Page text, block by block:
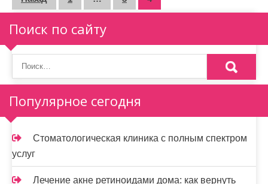
а
г
и
н
а
ц
и
Поиск по сайту
Популярное сегодня
Стоматологическая клиника с полным спектром
услуг
Лечение акне ретиноидами дома: как вернуть